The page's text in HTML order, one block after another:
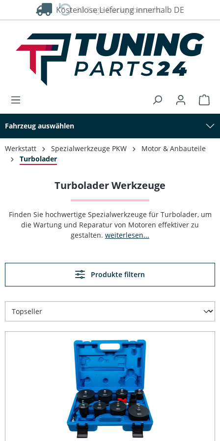
springen Kostenlose Lieferung innerhalb DE
30 Tage Rückgaberecht
Fahrzeug auswählen
Werkstatt Spezialwerkzeuge PKW
Motor & Anbauteile
Turbolader
Turbolader Werkzeuge
Finden Sie hochwertige Spezialwerkzeuge für Turbolader, um
die Wartung und Reparatur von Motoren effektiver zu
gestalten. weiterlesen...
Produkte filtern